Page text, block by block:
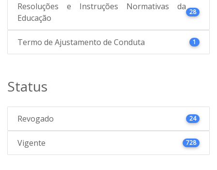
Resoluções e Instruções Normativas da
Educação
28
Termo de Ajustamento de Conduta 1
Status
Revogado 24
Vigente 728